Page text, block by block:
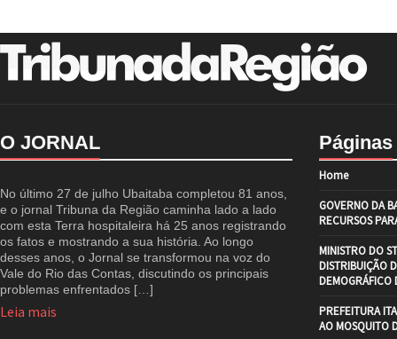
O JORNAL
No último 27 de julho Ubaitaba completou 81 anos,
e o jornal Tribuna da Região caminha lado a lado
com esta Terra hospitaleira há 25 anos registrando
os fatos e mostrando a sua história. Ao longo
desses anos, o Jornal se transformou na voz do
Vale do Rio das Contas, discutindo os principais
problemas enfrentados […]
Leia mais
Páginas
Home
GOVERNO DA
RECURSOS
MINISTRO DO
DISTRIBUIÇÃO
DEMOGRÁFICO
PREFEITURA
AO MOSQUITO